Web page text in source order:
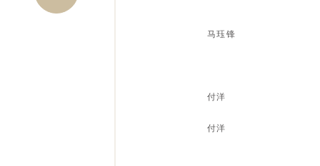
融资租赁与分期付款买卖在企业经
马珏锋
关于“党大还是法大”问题的一封信
付洋
关于“公司法”的一份简报
付洋